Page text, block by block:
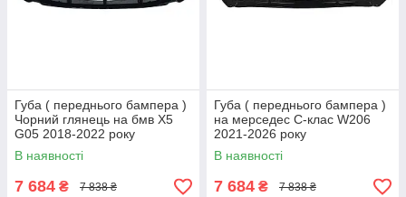
Губа ( переднього бампера )
Чорний глянець на бмв X5
G05 2018-2022 року
В наявності
7 684 ₴ 7 838 ₴
Губа ( переднього бампера )
на мерседес C-клас W206
2021-2026 року
В наявності
7 684 ₴ 7 838 ₴